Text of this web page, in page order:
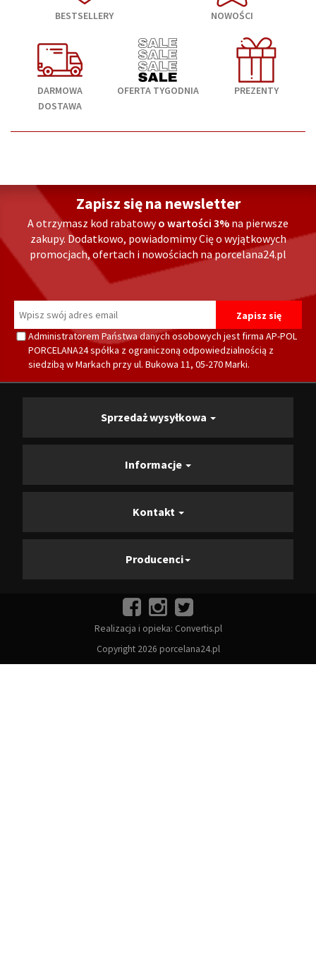
BESTSELLERY NOWOŚCI
DARMOWA
DOSTAWA
OFERTA TYGODNIA PREZENTY
Zapisz się na newsletter
A otrzymasz kod rabatowyo wartości 3% na pierwsze
zakupy. Dodatkowo, powiadomimy Cię o wyjątkowych
promocjach, ofertach i nowościach na porcelana24.pl
Administratorem Państwa danych osobowych jest firma AP-POL
PORCELANA24 spółka z ograniczoną odpowiedzialnością z
siedzibą w Markach przy ul. Bukowa 11, 05-270 Marki.
Sprzedaż wysyłkowa
Informacje
Kontakt
Producenci
Realizacja i opieka: Convertis.pl
Copyright 2026 porcelana24.pl